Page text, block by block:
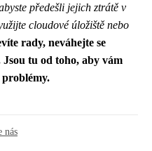
předešli jejich ztrátě v
cloudové úložiště nebo
rady, neváhejte se
tu od toho, aby vám
nás